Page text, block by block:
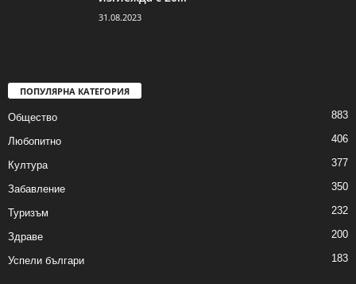
31.08.2023
ПОПУЛЯРНА КАТЕГОРИЯ
Общество 883
Любопитно 406
Култура 377
Забавление 350
Туризъм 232
Здраве 200
Успели българи 183